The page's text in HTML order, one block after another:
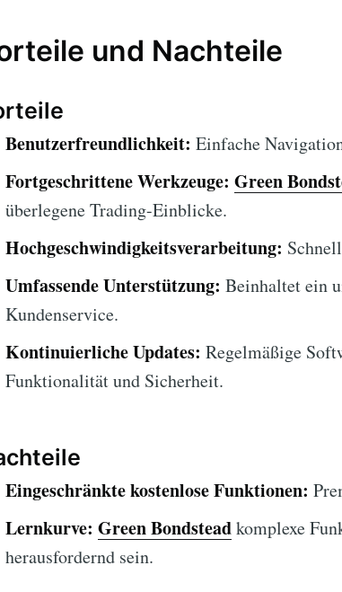
und Nachteile
Benutzerfreundlichkeit: Einfache
Fortgeschrittene Werkzeuge: Green
überlegene Trading-Einblicke.
Hochgeschwindigkeitsverarbeitung:
Umfassende Unterstützung: Beinhaltet ein
Kundenservice.
Kontinuierliche Updates: Regelmäßige
Funktionalität und Sicherheit.
Eingeschränkte kostenlose Funktionen:
Lernkurve: Green Bondsteadkomplexe
herausfordernd sein.